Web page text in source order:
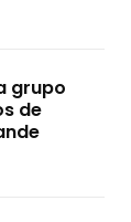
grupo
de